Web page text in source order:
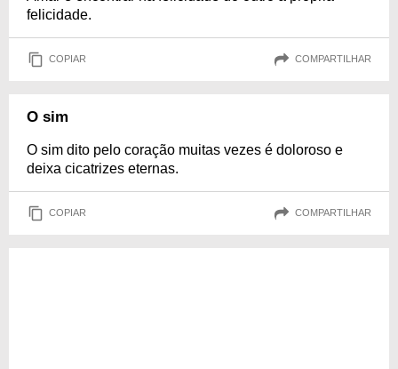
felicidade.
COPIAR COMPARTILHAR
O sim
O sim dito pelo coração muitas vezes é doloroso e
deixa cicatrizes eternas.
COPIAR COMPARTILHAR